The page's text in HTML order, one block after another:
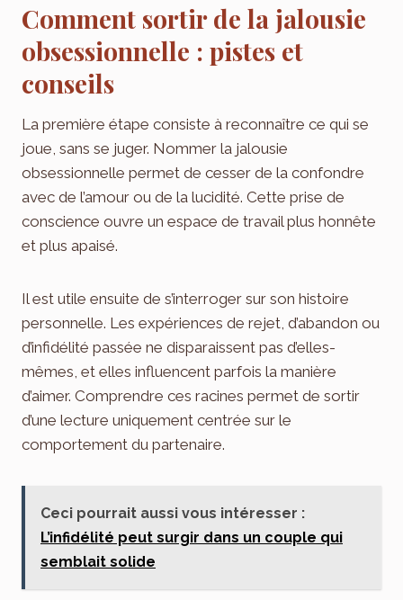
Comment sortir de la jalousie
obsessionnelle : pistes et
conseils
La première étape consiste à reconnaître ce qui se
joue, sans se juger. Nommer la jalousie
obsessionnelle permet de cesser de la confondre
avec de l’amour ou de la lucidité. Cette prise de
conscience ouvre un espace de travail plus honnête
et plus apaisé.
Il est utile ensuite de s’interroger sur son histoire
personnelle. Les expériences de rejet, d’abandon ou
d’infidélité passée ne disparaissent pas d’elles-
mêmes, et elles influencent parfois la manière
d’aimer. Comprendre ces racines permet de sortir
d’une lecture uniquement centrée sur le
comportement du partenaire.
Ceci pourrait aussi vous intéresser :
L’infidélité peut surgir dans un couple qui
semblait solide